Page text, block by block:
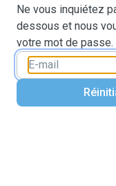
Ne vous inquiétez
dessous et nous
votre mot de passe.